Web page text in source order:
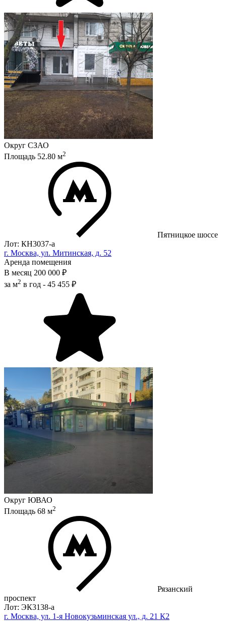
Округ СЗАО
Площадь 52.80 м2
Пятницкое шоссе
Лот: КН3037-a
г. Москва, ул. Митинская, д. 52
Аренда помещения
В месяц 200 000 ₽
за м2 в год - 45 455 ₽
Округ ЮВАО
Площадь 68 м2
Рязанский
проспект
Лот: ЭК3138-a
г. Москва, ул. 1-я Новокузьминская ул., д. 21 К2